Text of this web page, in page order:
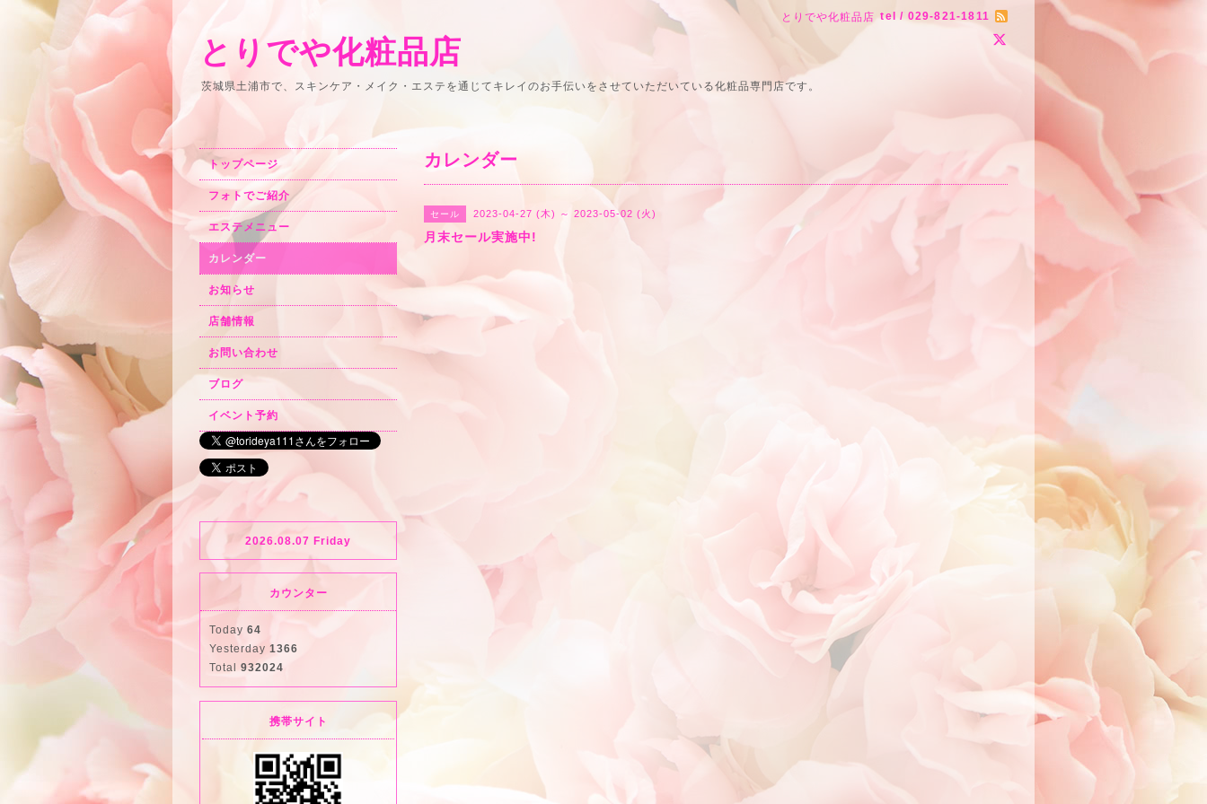
とりでや化粧品店 tel / 029-821-1811
とりでや化粧品店
茨城県土浦市で、スキンケア・メイク・エステを通じてキレイのお手伝いをさせていただいている化粧品専門店です。
カレンダー
セール 2023-04-27 (木) ～ 2023-05-02 (火)
月末セール実施中!
トップページ
フォトでご紹介
エステメニュー
カレンダー
お知らせ
店舗情報
お問い合わせ
ブログ
イベント予約
2026.08.07 Friday
カウンター
Today 64
Yesterday 1366
Total 932024
携帯サイト